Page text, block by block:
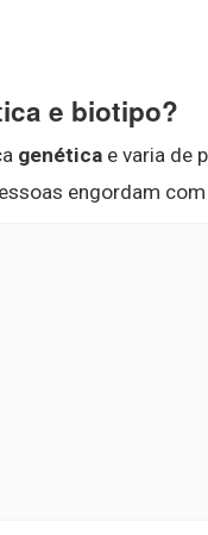
e biotipo?
genética e varia de
engordam